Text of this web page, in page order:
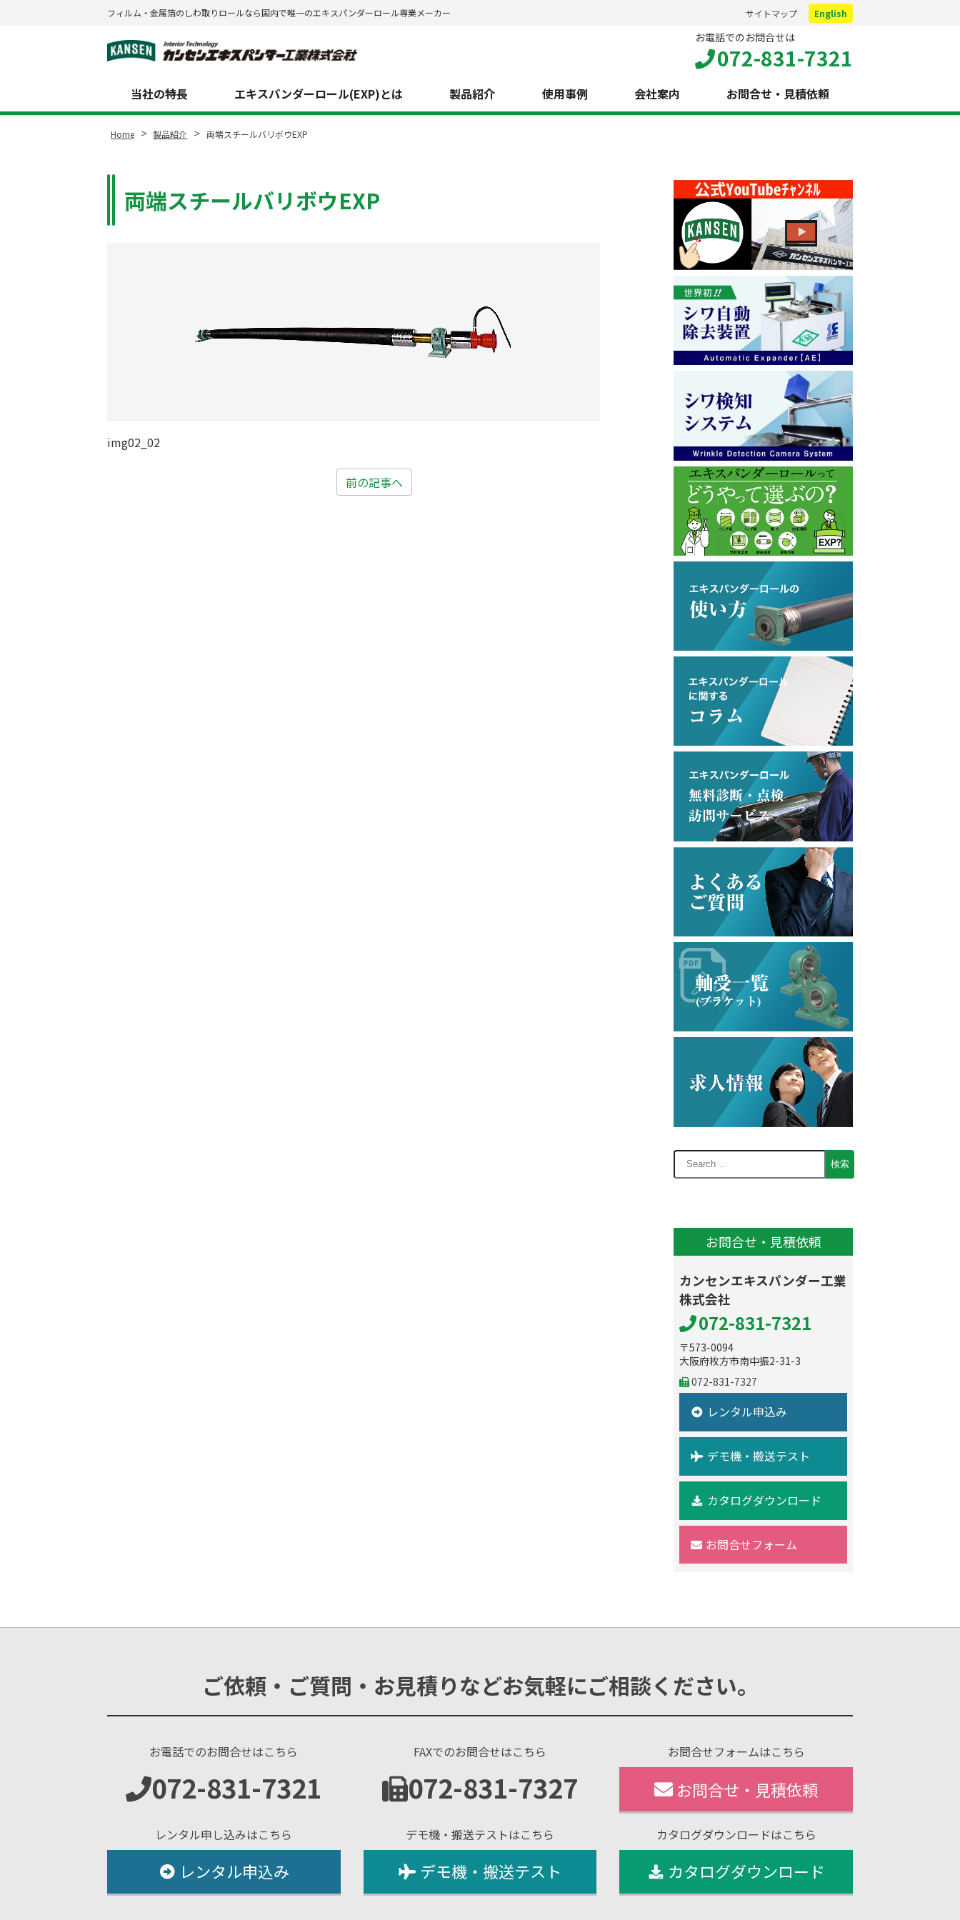
フィルム・金属箔のしわ取りロールなら国内で唯一のエキスパンダーロール専業メーカー サイトマップ English
お電話でのお問合せは
072-831-7321
当社の特長 エキスパンダーロール(EXP)とは 製品紹介 使用事例 会社案内 お問合せ・見積依頼
Home > 製品紹介 > 両端スチールバリボウEXP
両端スチールバリボウEXP
img02_02
前の記事へ
お問合せ・見積依頼
カンセンエキスパンダー工業
株式会社
072-831-7321
〒573-0094
大阪府枚方市南中振2-31-3
072-831-7327
レンタル申込み
デモ機・搬送テスト
カタログダウンロード
お問合せフォーム
ご依頼・ご質問・お見積りなどお気軽にご相談ください。
お電話でのお問合せはこちら
072-831-7321
FAXでのお問合せはこちら
072-831-7327
お問合せフォームはこちら
お問合せ・見積依頼
レンタル申し込みはこちら
レンタル申込み
デモ機・搬送テストはこちら
デモ機・搬送テスト
カタログダウンロードはこちら
カタログダウンロード